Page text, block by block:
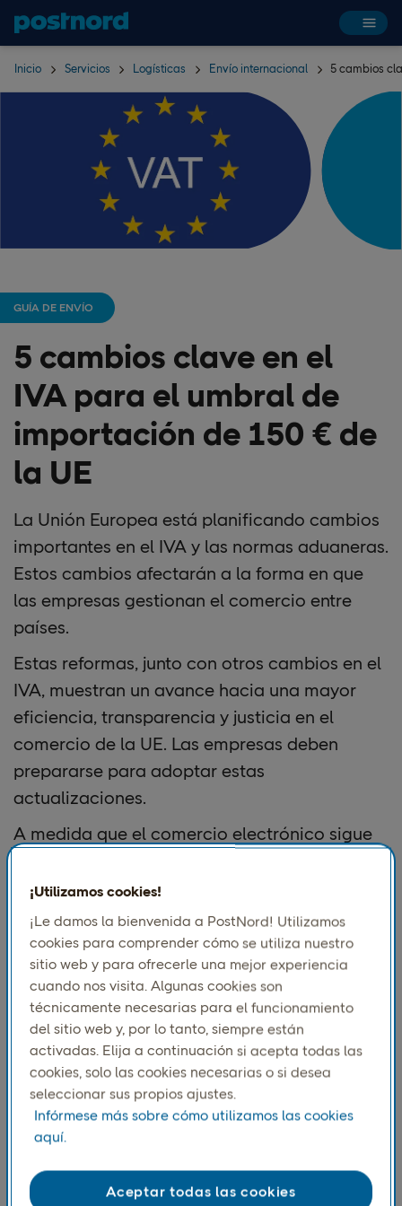
Hoppa över navigering och sök
Inicio Servicios Logísticas Envío internacional 5 cambios
GUÍA DE ENVÍO
5 cambios clave en el
IVA para el umbral de
importación de 150 € de
la UE
La Unión Europea está planificando cambios
importantes en el IVA y las normas aduaneras.
Estos cambios afectarán a la forma en que
las empresas gestionan el comercio entre
países.
Estas reformas, junto con otros cambios en el
IVA, muestran un avance hacia una mayor
eficiencia, transparencia y justicia en el
comercio de la UE. Las empresas deben
prepararse para adoptar estas
actualizaciones.
A medida que el comercio electrónico sigue
adoptar un sistema de gestión del IVA bien
definido. Las nuevas normas simplificarán el
cumplimiento del IVA y ayudarán a los
consumidores a confiar en que todas las
importaciones se impongan de forma justa,
independientemente de su valor. Este cambio
afectará en gran medida a las empresas de
comercio electrónico. Estas tendrán que
actualizar sus operaciones y procesos de
pago.
En este artículo, se abordarán cinco cambios
clave en el IVA que las empresas de comercio
¡Utilizamos cookies!
¡Le damos la bienvenida a PostNord! Utilizamos
cookies para comprender cómo se utiliza nuestro
sitio web y para ofrecerle una mejor experiencia
cuando nos visita. Algunas cookies son
técnicamente necesarias para el funcionamiento
del sitio web y, por lo tanto, siempre están
activadas. Elija a continuación si acepta todas las
cookies, solo las cookies necesarias o si desea
seleccionar sus propios ajustes.
Infórmese más sobre cómo utilizamos las cookies
aquí.
Aceptar todas las cookies